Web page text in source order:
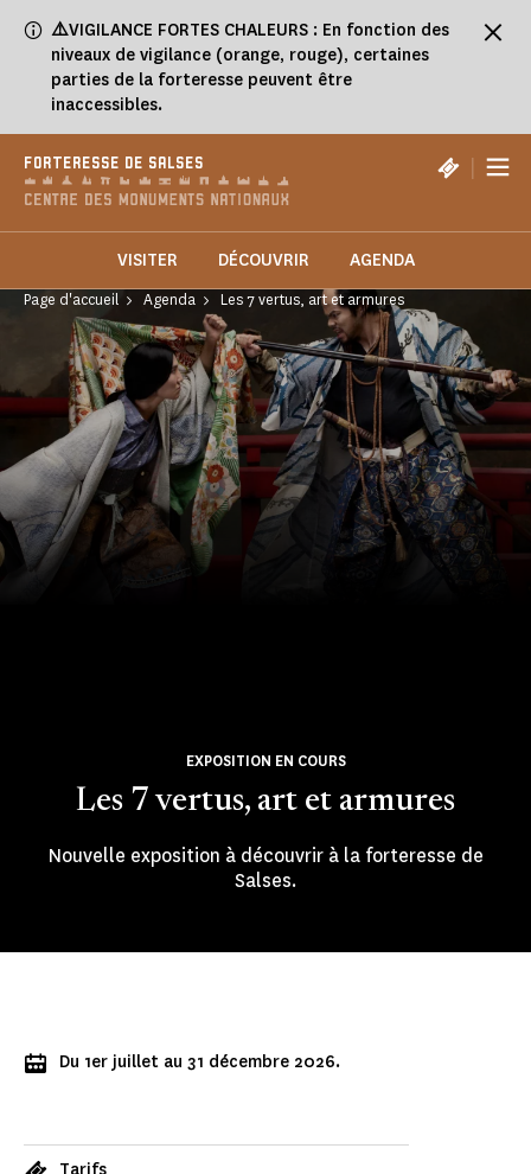
⚠️VIGILANCE FORTES CHALEURS : En fonction des
niveaux de vigilance (orange, rouge), certaines
parties de la forteresse peuvent être
inaccessibles.
FORTERESSE DE SALSES |
VISITER DÉCOUVRIR AGENDA
Page d'accueil Agenda Les 7 vertus, art et armures
Les 7 vertus, art et armures
EXPOSITION EN COURS
Nouvelle exposition à découvrir à la forteresse de
Salses.
Du 1er juillet au 31 décembre 2026.